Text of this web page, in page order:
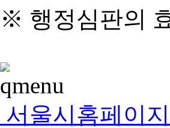
※ 행정심판의
서울시홈페이지